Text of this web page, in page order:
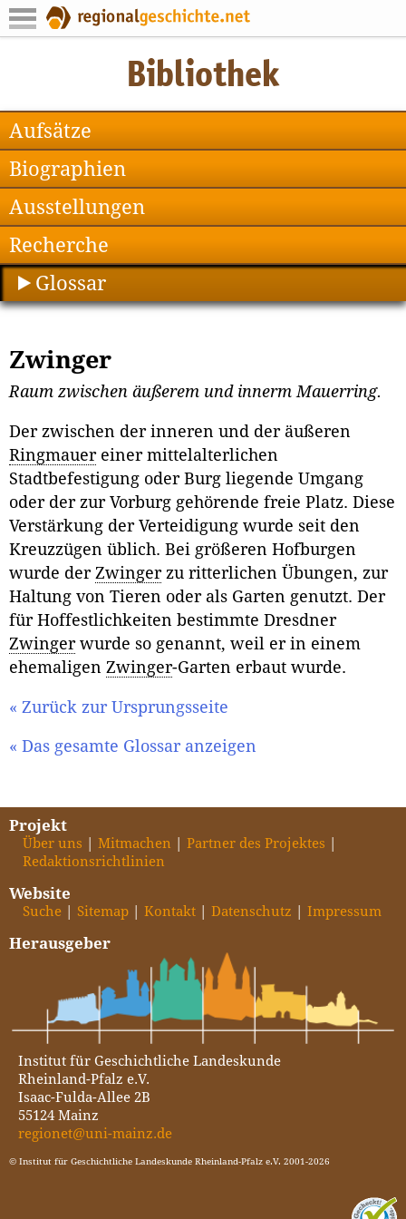
Aufsätze
Biographien
Ausstellungen
Recherche
Glossar
Zwinger
Raum zwischen äußerem und innerm Mauerring.
Der zwischen der inneren und der äußeren
Ringmauereiner mittelalterlichen
Stadtbefestigung oder Burg liegende Umgang
oder der zur Vorburg gehörende freie Platz. Diese
Verstärkung der Verteidigung wurde seit den
Kreuzzügen üblich. Bei größeren Hofburgen
wurde der Zwingerzu ritterlichen Übungen, zur
Haltung von Tieren oder als Garten genutzt. Der
für Hoffestlichkeiten bestimmte Dresdner
Zwingerwurde so genannt, weil er in einem
ehemaligen Zwinger-Garten erbaut wurde.
« Zurück zur Ursprungsseite
« Das gesamte Glossar anzeigen
Projekt
Über uns Mitmachen
Partner des Projektes
Redaktionsrichtlinien
Website
Suche Sitemap Kontakt Datenschutz Impressum
Herausgeber
Institut für Geschichtliche Landeskunde
Rheinland-Pfalz e.V.
Isaac-Fulda-Allee 2B
55124 Mainz
regionet@uni-mainz.de
© Institut für Geschichtliche Landeskunde Rheinland-Pfalz e.V. 2001-2026